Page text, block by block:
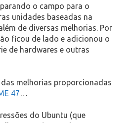
o campo para o
unidades baseadas na
de diversas melhorias. Por
ficou de lado e adicionou o
de hardwares e outras
das melhorias proporcionadas
47…
do Ubuntu (que